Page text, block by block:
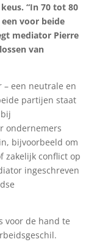
“In 70 tot 80
voor beide
mediator Pierre
van
– een neutrale en
partijen staat
ondernemers
bijvoorbeeld om
zakelijk conflict op
ingeschreven
voor de hand te